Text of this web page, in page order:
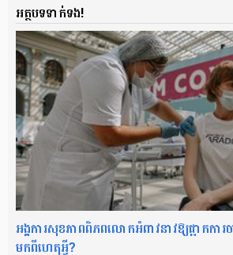
អត្ថបទទាក់ទង!
អង្គការសុខភាពពិភពលោកអំពាវនាវឱ្យផ្អាកកា
មកពីហេតុអ្វី?